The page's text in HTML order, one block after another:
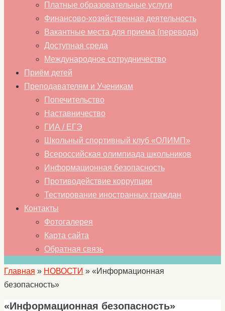
Платные образовательные услуги
Финансово-хозяйственная деятельность
Вакантные места для приема (перевода)
Доступная среда
Международное сотрудничество
Приём детей
Преподавателям и Ученикам
Попечительство
Наставничество
ГИА / ЕГЭ
Школьный спортивный клуб «ОЛИМП»
Всероссийская олимпиада школьников
Информационная безопасность
Противодействие коррупции
Тестирование иностранных граждан
Контакты
Фотогалерея
Карта сайта
Обратная связь
Главная » НОВОСТИ » «Информационная
безопасность»
«Информационная безопасность»